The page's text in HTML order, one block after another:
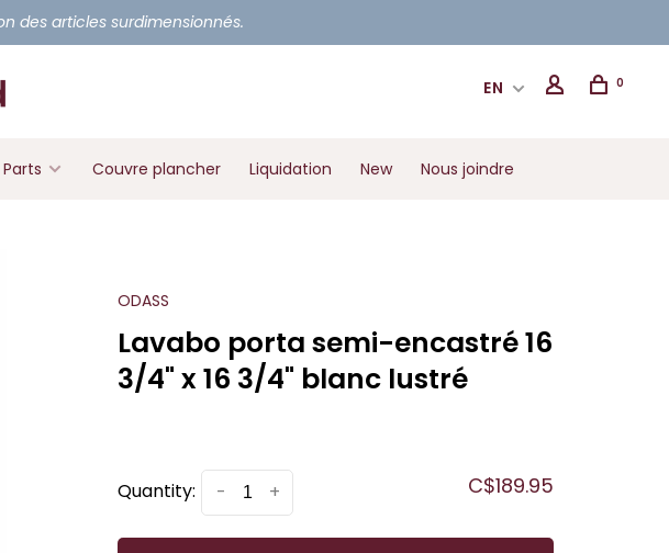
des articles surdimensionnés.
EN 0
Parts Couvre plancher Liquidation New Nous joindre
ODASS
Lavabo porta semi-encastré 16
3/4" x 16 3/4" blanc lustré
Quantity: +
- C$189.95